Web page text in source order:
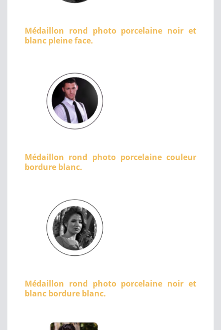
Médaillon rond photo porcelaine noir et
blanc pleine face.
Médaillon rond photo porcelaine couleur
bordure blanc.
Médaillon rond photo porcelaine noir et
blanc bordure blanc.